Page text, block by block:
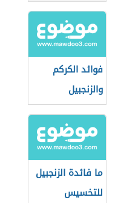
فوائد الكركم
والزنجبيل
ما فائدة الزنجبيل
للتخسيس